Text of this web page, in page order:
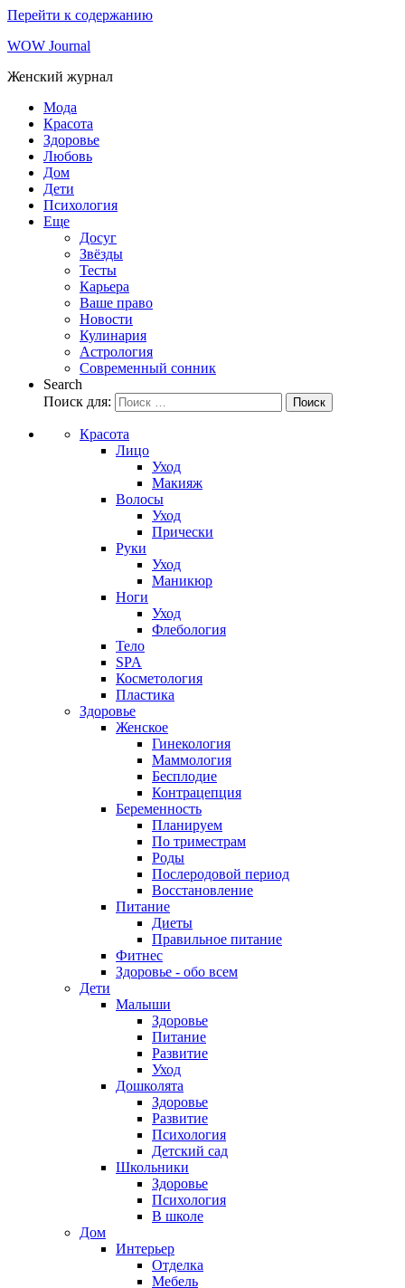
Перейти к содержанию
WOW Journal
Женский журнал
Мода
Красота
Здоровье
Любовь
Дом
Дети
Психология
Еще
Досуг
Звёзды
Тесты
Карьера
Ваше право
Новости
Кулинария
Астрология
Современный сонник
Search
Поиск для:
Поиск
Красота
Лицо
Уход
Макияж
Волосы
Уход
Прически
Руки
Уход
Маникюр
Ноги
Уход
Флебология
Тело
SPA
Косметология
Пластика
Здоровье
Женское
Гинекология
Маммология
Бесплодие
Контрацепция
Беременность
Планируем
По триместрам
Роды
Послеродовой период
Восстановление
Питание
Диеты
Правильное питание
Фитнес
Здоровье - обо всем
Дети
Малыши
Здоровье
Питание
Развитие
Уход
Дошколята
Здоровье
Развитие
Психология
Детский сад
Школьники
Здоровье
Психология
В школе
Дом
Интерьер
Отделка
Мебель